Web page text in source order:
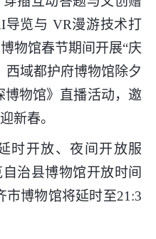
览与 VR漫游技术打
物馆春节期间开展“庆
西域都护府博物馆除夕
博物馆》直播活动，邀
新春。
开放、夜间开放服
治县博物馆开放时间
市博物馆将延时至21:3